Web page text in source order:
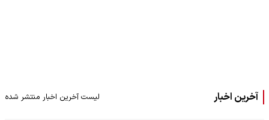
آخرین اخبار لیست آخرین اخبار منتشر شده